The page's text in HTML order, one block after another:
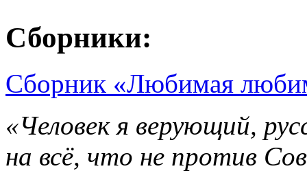
Сборники:
Сборник «Любимая
«Человек я верующий,
на всё, что не против